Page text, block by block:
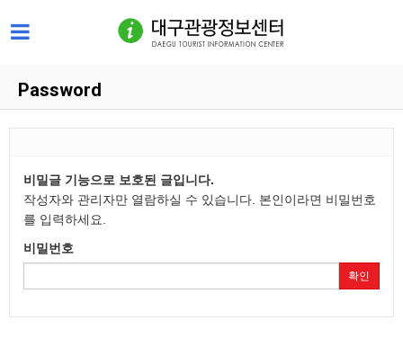
Password
비밀글 기능으로 보호된 글입니다.
작성자와 관리자만 열람하실 수 있습니다. 본인이라면 비밀번호
를 입력하세요.
비밀번호
확인